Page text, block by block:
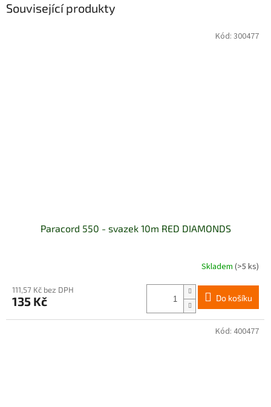
Související produkty
Paracord 550 - svazek 10m RED DIAMONDS
Skladem (>5 ks)
111,57 Kč bez DPH
135 Kč Do košíku
Kód: 300477
Kód: 400477